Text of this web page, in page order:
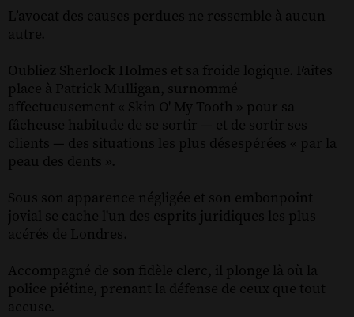
L’avocat des causes perdues ne ressemble à aucun
autre.
Oubliez Sherlock Holmes et sa froide logique. Faites
place à Patrick Mulligan, surnommé
affectueusement « Skin O' My Tooth » pour sa
fâcheuse habitude de se sortir — et de sortir ses
clients — des situations les plus désespérées « par la
peau des dents ».
Sous son apparence négligée et son embonpoint
jovial se cache l'un des esprits juridiques les plus
acérés de Londres.
Accompagné de son fidèle clerc, il plonge là où la
police piétine, prenant la défense de ceux que tout
accuse.